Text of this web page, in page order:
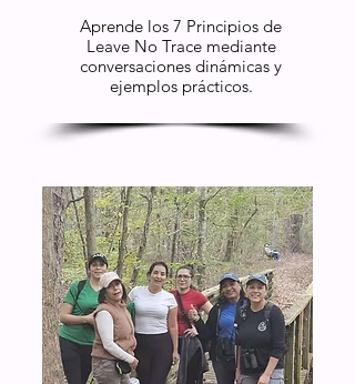
Aprende los 7 Principios de
Leave No Trace mediante
conversaciones dinámicas y
ejemplos prácticos.